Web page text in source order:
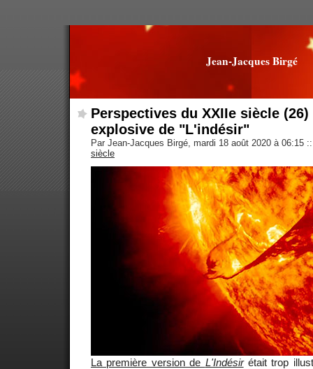
Jean-Jacques Birgé
Perspectives du XXIIe siècle
explosive de "L'indésir"
Par Jean-Jacques Birgé, mardi 18 août 2020 à 06:15 ::
siècle
La première version de L'Indésirétait trop